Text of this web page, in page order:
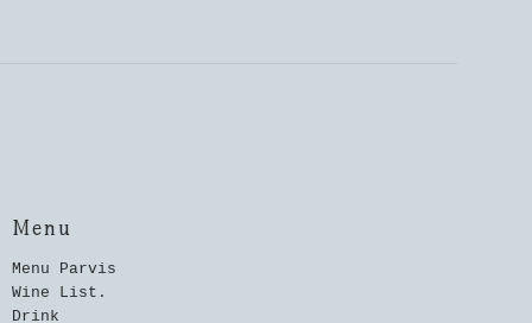
Menu
Menu Parvis
Wine List.
Drink